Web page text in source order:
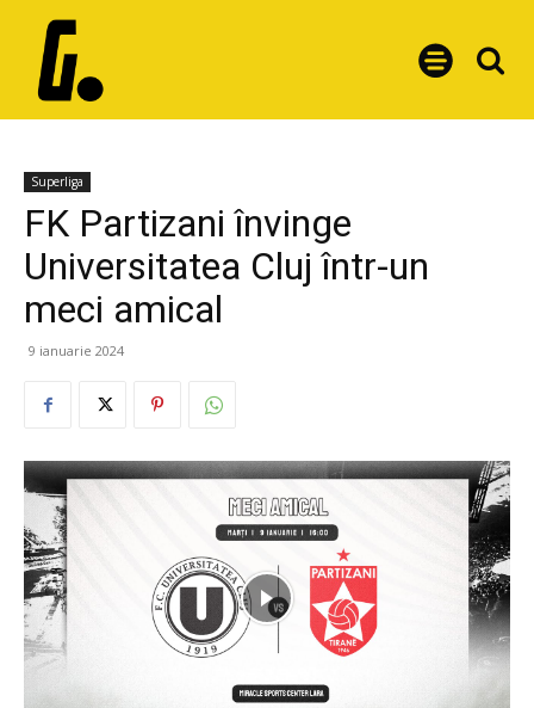
Superliga
FK Partizani învinge
Universitatea Cluj într-un
meci amical
9 ianuarie 2024